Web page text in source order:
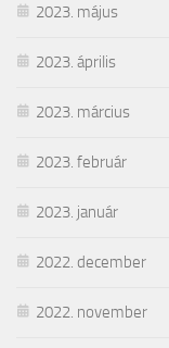
2023. május
2023. április
2023. március
2023. február
2023. január
2022. december
2022. november